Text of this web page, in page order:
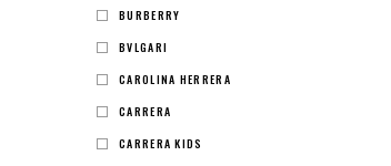
BURBERRY
BVLGARI
CAROLINA HERRERA
CARRERA
CARRERA KIDS